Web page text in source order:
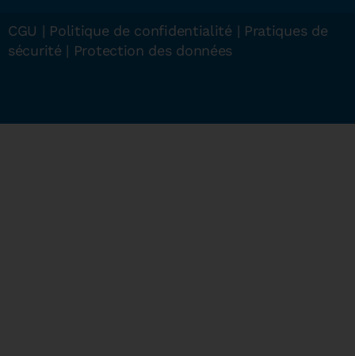
CGU | Politique de confidentialité | Pratiques de
sécurité | Protection des données